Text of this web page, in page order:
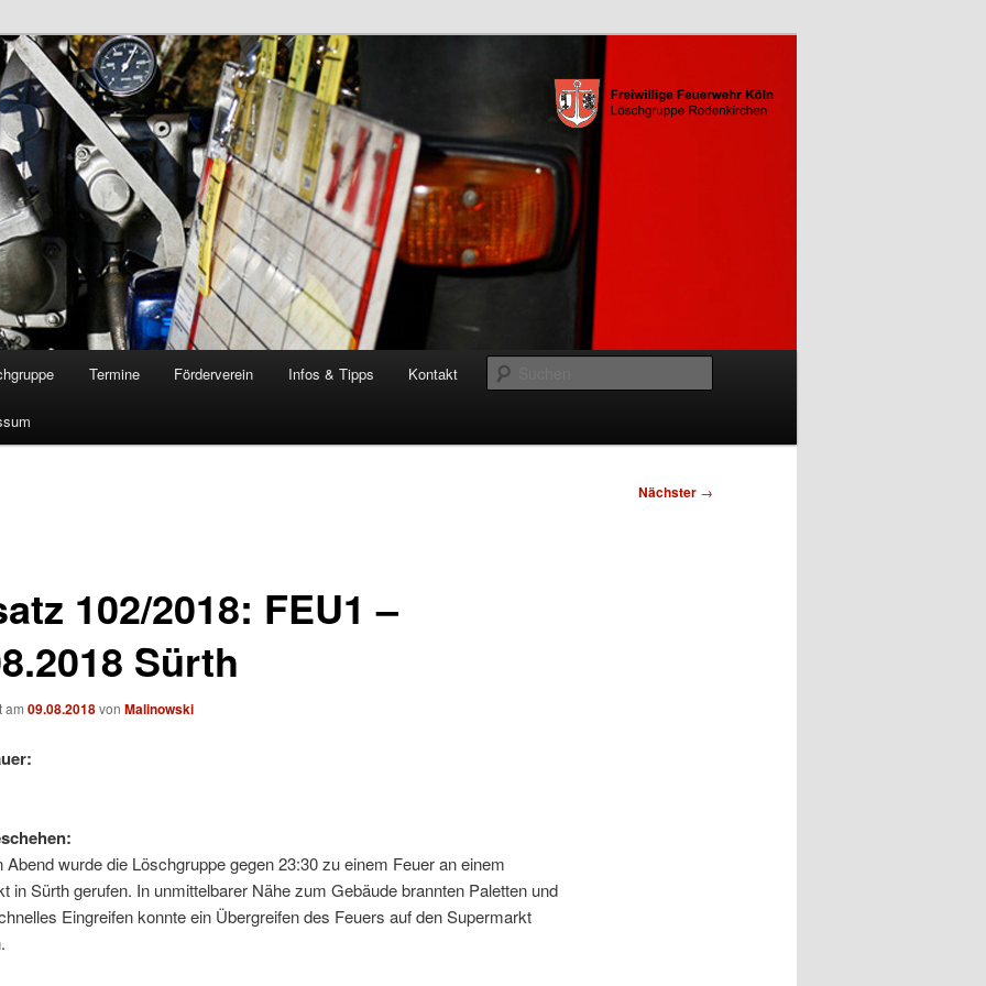
Rodenkirchen
Termine Förderverein Infos & Tipps Kontakt
Nächster →
102/2018: FEU1 –
Sürth
am 09.08.2018von Malinowski
Abend wurde die Löschgruppe gegen 23:30 zu einem Feuer an einem
in Sürth gerufen. In unmittelbarer Nähe zum Gebäude brannten Paletten und
Eingreifen konnte ein Übergreifen des Feuers auf den Supermarkt